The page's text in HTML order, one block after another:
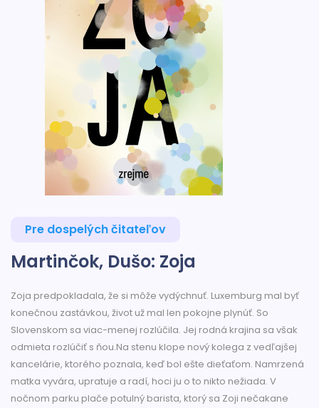
Pre dospelých čitateľov
Martinčok, Dušo: Zoja
Zoja predpokladala, že si môže vydýchnuť. Luxemburg mal byť
konečnou zastávkou, život už mal len pokojne plynúť. So
Slovenskom sa viac-menej rozlúčila. Jej rodná krajina sa však
odmieta rozlúčiť s ňou.Na stenu klope nový kolega z vedľajšej
kancelárie, ktorého poznala, keď bol ešte dieťaťom. Namrzená
matka vyvára, upratuje a radí, hoci ju o to nikto nežiada. V
nočnom parku plače potulný barista, ktorý sa Zoji nečakane